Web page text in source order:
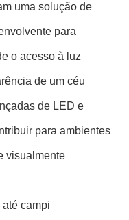
uma solução de
para
o acesso à luz
de um céu
de LED e
para ambientes
visualmente
campi